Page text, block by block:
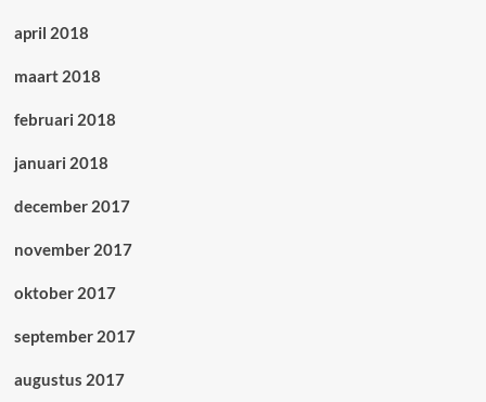
april 2018
maart 2018
februari 2018
januari 2018
december 2017
november 2017
oktober 2017
september 2017
augustus 2017